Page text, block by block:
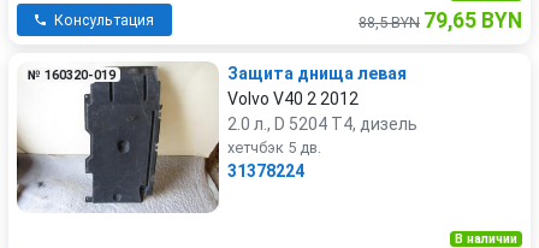
Консультация 88,5 BYN 79,65 BYN
№ 160320-019
Защита днища левая
Volvo V40 2 2012
2.0 л., D 5204 T4, дизель
хетчбэк 5 дв.
31378224
В наличии